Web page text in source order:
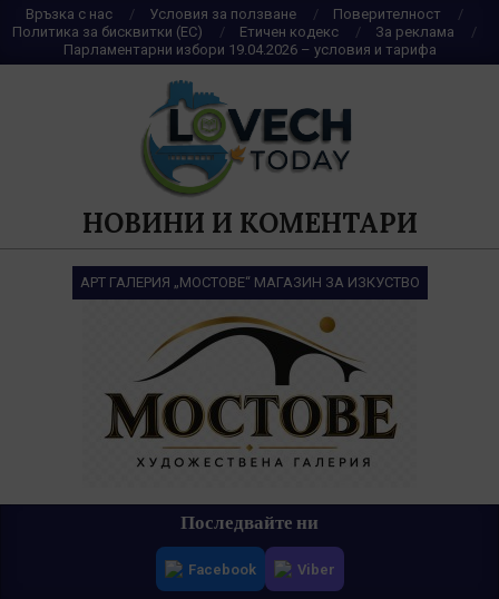
Skip
to
content
Връзка с нас Условия за ползване
Поверителност
Политика за бисквитки (ЕС)
Етичен кодекс
За реклама
Парламентарни избори 19.04.2026 – условия и тарифа
НОВИНИ И КОМЕНТАРИ
АРТ ГАЛЕРИЯ „МОСТОВЕ“ МАГАЗИН ЗА ИЗКУСТВО
Последвайте ни
Facebook Viber